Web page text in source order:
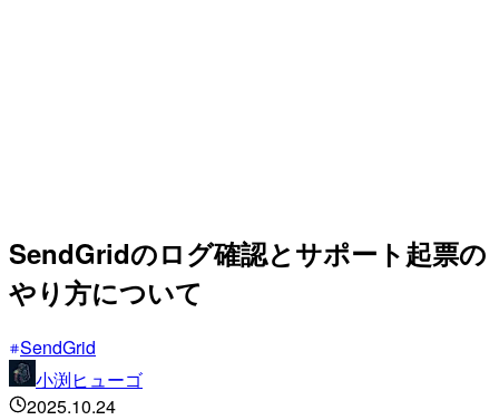
SendGridのログ確認とサポート起票の
やり方について
SendGrid
小渕ヒューゴ
2025.10.24